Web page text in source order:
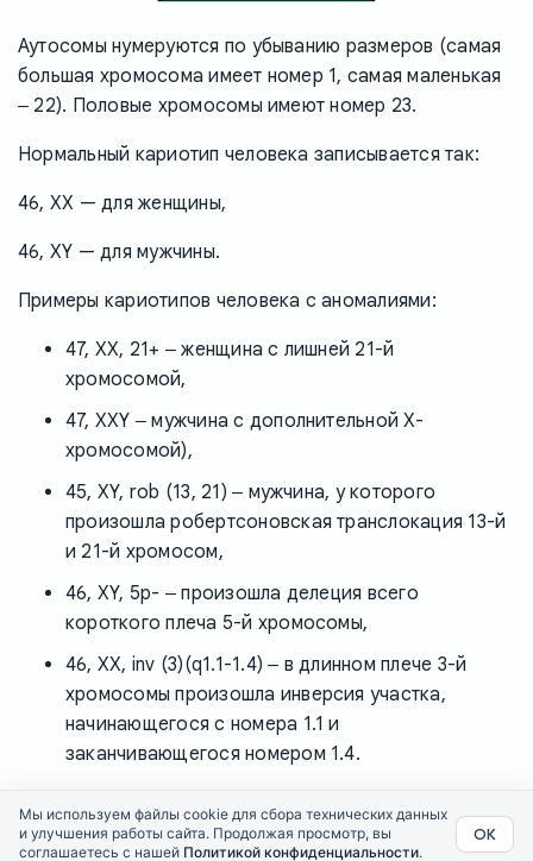
Аутосомы нумеруются по убыванию размеров (самая
большая хромосома имеет номер 1, самая маленькая
‒ 22). Половые хромосомы имеют номер 23.
Нормальный кариотип человека записывается так:
46, XX — для женщины,
46, XY — для мужчины.
Примеры кариотипов человека с аномалиями:
47, XX, 21+ ‒ женщина с лишней 21-й
хромосомой,
47, XXY ‒ мужчина с дополнительной X-
хромосомой),
45, XY, rob (13, 21) ‒ мужчина, у которого
произошла робертсоновская транслокация 13-й
и 21-й хромосом,
46, XY, 5p- ‒ произошла делеция всего
короткого плеча 5-й хромосомы,
46, XX, inv (3)(q1.1-1.4) ‒ в длинном плече 3-й
хромосомы произошла инверсия участка,
начинающегося с номера 1.1 и
заканчивающегося номером 1.4.
Политика конфиденциальности ScienceLand.Info © 2026
Мы используем файлы cookie для сбора технических данных
и улучшения работы сайта. Продолжая просмотр, вы
соглашаетесь с нашей Политикой конфиденциальности.
ОК